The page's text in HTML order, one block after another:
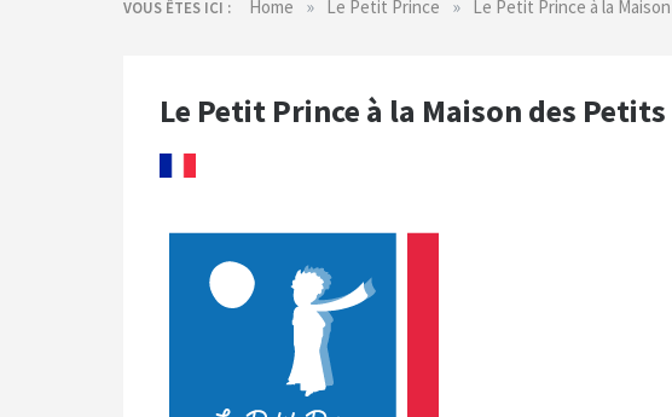
VOUS ÊTES ICI : Home » Le Petit Prince » Le Petit Prince à la
Le Petit Prince à la Maison des Petits